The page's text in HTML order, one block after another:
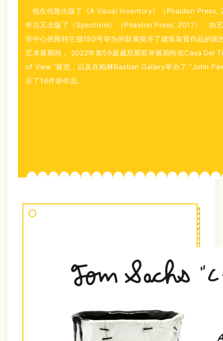
他在伦敦出版了《A Visual Inventory》（Phaidon Press,
年后又出版了《Spectrum》（Phaidon Press, 2017），由
市中心的斯特兰德180号举办的群展揭开了建筑装置作品的
艺术展期间， 2022年第59届威尼斯双年展期间在Casa Dei
of View “展览，以及在柏林Bastian Gallery举办了 “John
示了16件新作品。